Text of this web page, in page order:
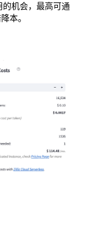
机会，最高可通
本。